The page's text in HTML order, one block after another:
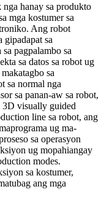
hanay sa produkto
mga kostumer sa
Ang robot
sa
pagpalambo sa
sa datos sa robot ug
sa
sa normal nga
sa panan-aw sa robot,
3D visually guided
line sa robot, ang
ug ma-
sa operasyon
ug mopahiangay
modes.
sa kostumer,
ang mga